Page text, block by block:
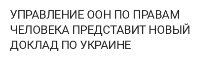
УПРАВЛЕНИЕ ООН ПО ПРАВАМ
ЧЕЛОВЕКА ПРЕДСТАВИТ НОВЫЙ
ДОКЛАД ПО УКРАИНЕ